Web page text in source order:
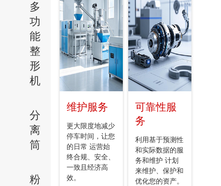
多
功
能
整
形
机
分
离
筒
粉
维护服务
更大限度地减少
停车时间，让您
的日常 运营始
终合规、安全、
一致且经济高
效。
可靠性服
务
利用基于预测性
和实际数据的服
务和维护 计划
来维护、保护和
优化您的资产。